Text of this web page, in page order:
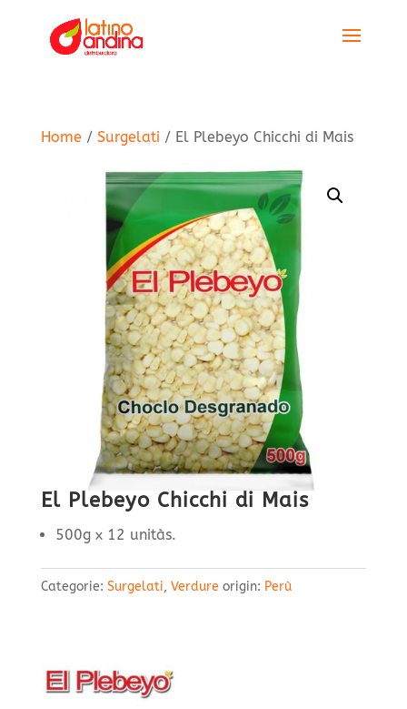
Home / Surgelati / El Plebeyo Chicchi di Mais
El Plebeyo Chicchi di Mais
500g x 12 unitàs.
Categorie: Surgelati, Verdure origin: Perù